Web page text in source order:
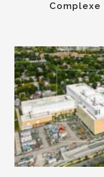
Complexe